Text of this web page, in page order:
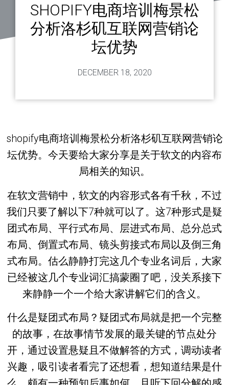
SHOPIFY电商培训梅景松
分析洛杉矶互联网营销论
坛优势
DECEMBER 18, 2020
shopify电商培训梅景松分析洛杉矶互联网营销论
坛优势。今天要给大家分享是关于软文的内容布
局相关的知识。
在软文营销中，软文的内容形式各有千秋，不过
我们只要了解以下7种就可以了。这7种形式是疑
团式布局、平行式布局、层进式布局、总分总式
布局、倒置式布局、镜头剪接式布局以及倒三角
式布局。估么静静打完这几个专业名词后，大家
已经被这几个专业词汇搞蒙圈了吧，没关系接下
来静静一个一个给大家讲解它们的含义。
什么是疑团式布局？疑团式布局就是把一个完整
的故事，在故事情节发展的最关键的节点处分
开，通过设置悬疑且不做解答的方式，调动读者
兴趣，吸引读者看完了还想看，想知道结果是什